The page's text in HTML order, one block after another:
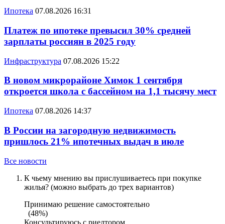
Ипотека 07.08.2026 16:31
Платеж по ипотеке превысил 30% средней
зарплаты россиян в 2025 году
Инфраструктура 07.08.2026 15:22
В новом микрорайоне Химок 1 сентября
откроется школа с бассейном на 1,1 тысячу мест
Ипотека 07.08.2026 14:37
В России на загородную недвижимость
пришлось 21% ипотечных выдач в июле
Все новости
К чьему мнению вы прислушиваетесь при покупке
жилья? (можно выбрать до трех вариантов)
Принимаю решение самостоятельно
(48%)
Консультируюсь с риелтором